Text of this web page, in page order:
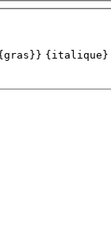
{italique}